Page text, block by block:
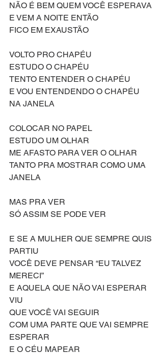
NÃO É BEM QUEM VOCÊ ESPERAVA
E VEM A NOITE ENTÃO
FICO EM EXAUSTÃO
VOLTO PRO CHAPÉU
ESTUDO O CHAPÉU
TENTO ENTENDER O CHAPÉU
E VOU ENTENDENDO O CHAPÉU
NA JANELA
COLOCAR NO PAPEL
ESTUDO UM OLHAR
ME AFASTO PARA VER O OLHAR
TANTO PRA MOSTRAR COMO UMA
JANELA
MAS PRA VER
SÓ ASSIM SE PODE VER
E SE A MULHER QUE SEMPRE QUIS
PARTIU
VOCÊ DEVE PENSAR “EU TALVEZ
MERECI”
E AQUELA QUE NÃO VAI ESPERAR
VIU
QUE VOCÊ VAI SEGUIR
COM UMA PARTE QUE VAI SEMPRE
ESPERAR
E O CÉU MAPEAR